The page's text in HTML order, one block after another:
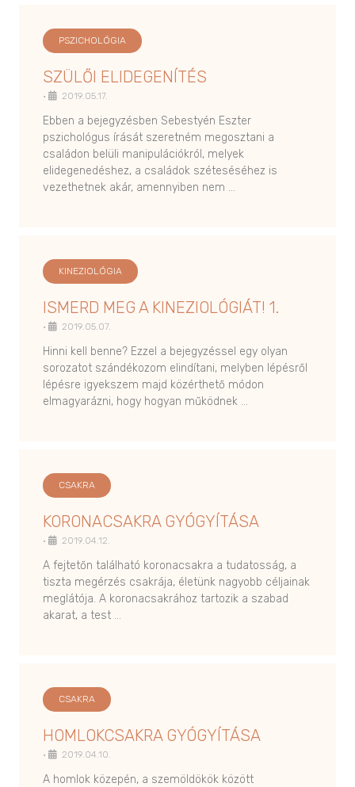
PSZICHOLÓGIA
SZÜLŐI ELIDEGENÍTÉS
• 2019.05.17.
Ebben a bejegyzésben Sebestyén Eszter
pszichológus írását szeretném megosztani a
családon belüli manipulációkról, melyek
elidegenedéshez, a családok széteséséhez is
vezethetnek akár, amennyiben nem …
KINEZIOLÓGIA
ISMERD MEG A KINEZIOLÓGIÁT! 1.
• 2019.05.07.
Hinni kell benne? Ezzel a bejegyzéssel egy olyan
sorozatot szándékozom elindítani, melyben lépésről
lépésre igyekszem majd közérthető módon
elmagyarázni, hogy hogyan működnek …
CSAKRA
KORONACSAKRA GYÓGYÍTÁSA
• 2019.04.12.
A fejtetőn található koronacsakra a tudatosság, a
tiszta megérzés csakrája, életünk nagyobb céljainak
meglátója. A koronacsakrához tartozik a szabad
akarat, a test …
CSAKRA
HOMLOKCSAKRA GYÓGYÍTÁSA
• 2019.04.10.
A homlok közepén, a szemöldökök között